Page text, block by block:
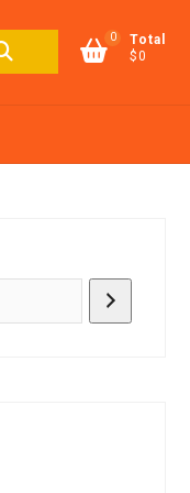
0
Total
$0